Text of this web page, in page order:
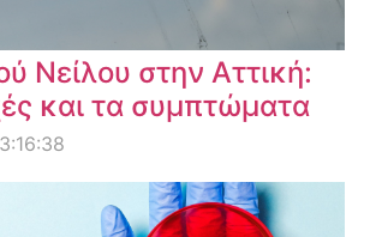
Νείλου στην Αττική:
και τα συμπτώματα